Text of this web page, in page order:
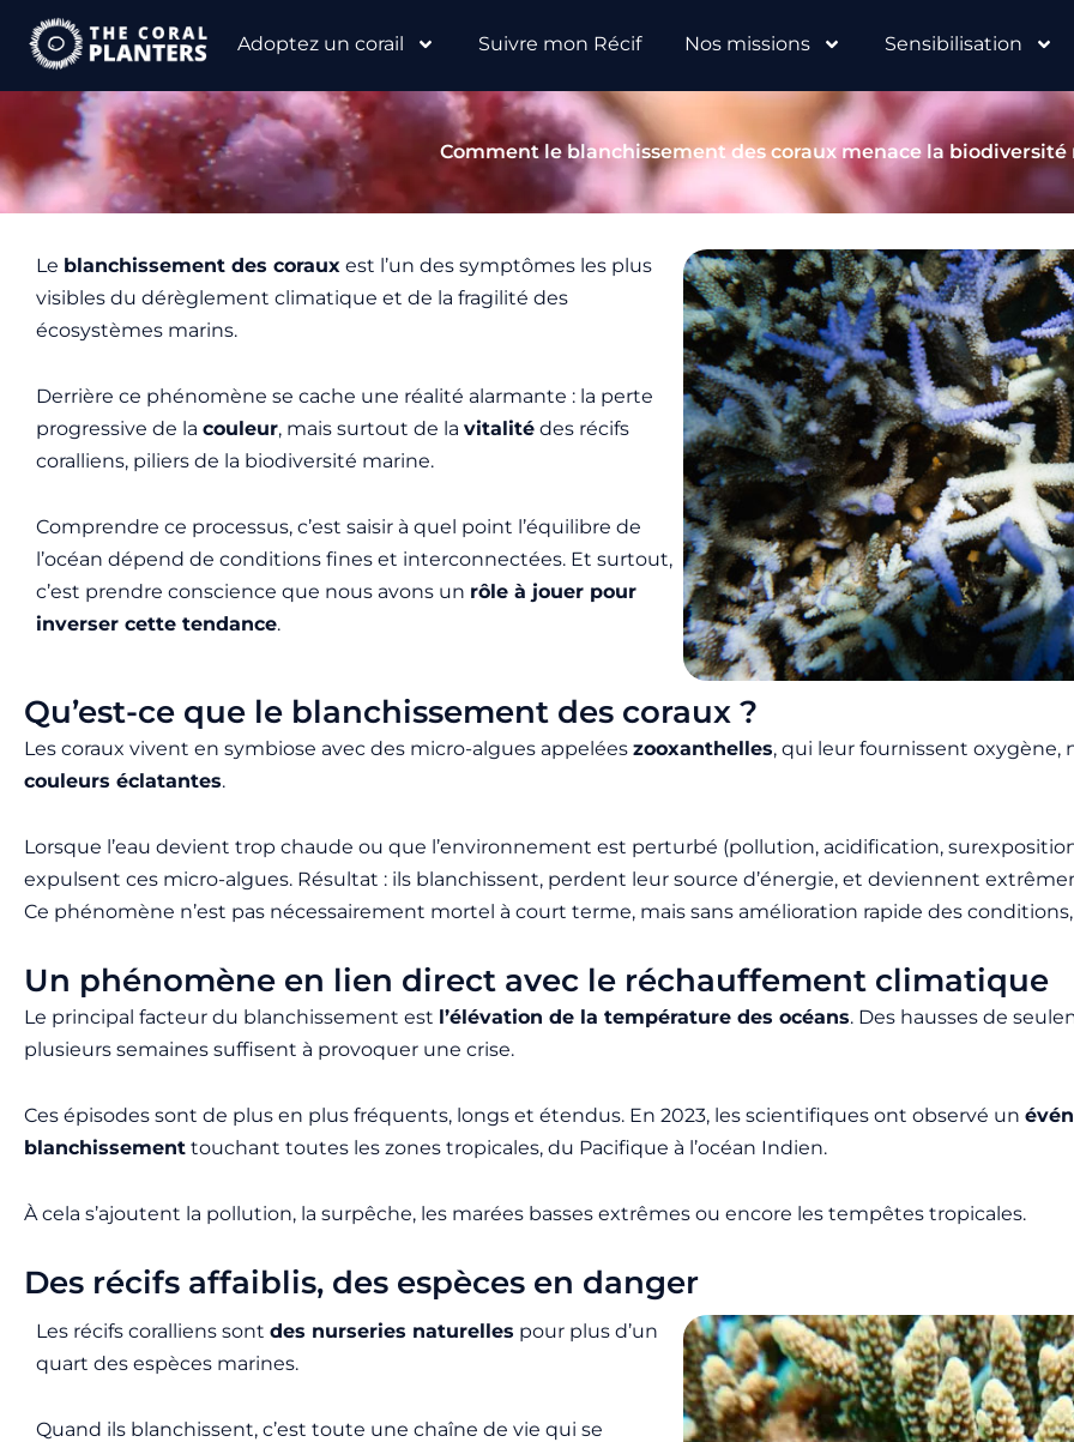
Adoptez un corail Suivre mon Récif Nos missions Sensibilisation
Comment le blanchissement des coraux menace la biodiversité
Le blanchissement des coraux est l’un des symptômes les plus
visibles du dérèglement climatique et de la fragilité des
écosystèmes marins.
Derrière ce phénomène se cache une réalité alarmante : la perte
progressive de la couleur, mais surtout de la vitalité des récifs
coralliens, piliers de la biodiversité marine.
Comprendre ce processus, c’est saisir à quel point l’équilibre de
l’océan dépend de conditions fines et interconnectées. Et surtout,
c’est prendre conscience que nous avons un rôle à jouer pour
inverser cette tendance.
Qu’est-ce que le blanchissement des coraux ?
Les coraux vivent en symbiose avec des micro-algues appelées zooxanthelles, qui leur fournissent
couleurs éclatantes.
Lorsque l’eau devient trop chaude ou que l’environnement est perturbé (pollution, acidification,
expulsent ces micro-algues. Résultat : ils blanchissent, perdent leur source d’énergie, et deviennent
Ce phénomène n’est pas nécessairement mortel à court terme, mais sans amélioration rapide des
Un phénomène en lien direct avec le réchauffement climatique
Le principal facteur du blanchissement est l’élévation de la température des océans. Des hausses de
plusieurs semaines suffisent à provoquer une crise.
Ces épisodes sont de plus en plus fréquents, longs et étendus. En 2023, les scientifiques ont observé un
blanchissement touchant toutes les zones tropicales, du Pacifique à l’océan Indien.
À cela s’ajoutent la pollution, la surpêche, les marées basses extrêmes ou encore les tempêtes tropicales.
Des récifs affaiblis, des espèces en danger
Les récifs coralliens sont des nurseries naturelles pour plus d’un
quart des espèces marines.
Quand ils blanchissent, c’est toute une chaîne de vie qui se